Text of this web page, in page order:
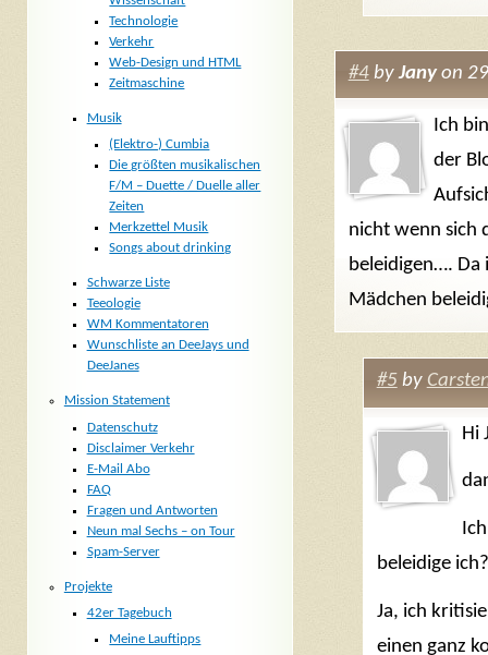
#4byJanyon
Ich
der
nicht wenn sich
beleidigen…. Da
Mädchen
#5by
Hi
beleidige
Ja, ich
einen ganz
Technologie
Verkehr
Web-Design und HTML
Zeitmaschine
Musik
(Elektro-) Cumbia
Die größten musikalischen
F/M – Duette / Duelle aller
Zeiten
Merkzettel Musik
Songs about drinking
Schwarze Liste
Teeologie
WM Kommentatoren
Wunschliste an DeeJays und
DeeJanes
Mission Statement
Datenschutz
Disclaimer Verkehr
E-Mail Abo
FAQ
Fragen und Antworten
Neun mal Sechs – on Tour
Spam-Server
Projekte
42er Tagebuch
Meine Lauftipps